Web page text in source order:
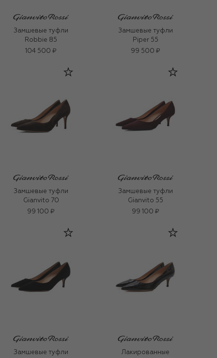
Замшевые туфли
Robbie 85
104 500 ₽
Замшевые туфли
Piper 55
99 500 ₽
Замшевые туфли
Gianvito 70
99 100 ₽
Замшевые туфли
Gianvito 55
99 100 ₽
Замшевые туфли
Лакированные